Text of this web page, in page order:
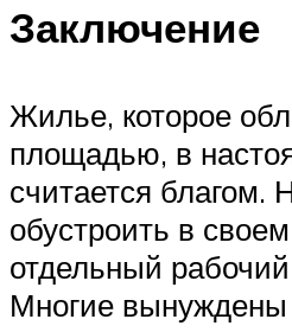
Заключение
Жилье, которое
площадью, в
считается благом.
обустроить в
отдельный
Многие